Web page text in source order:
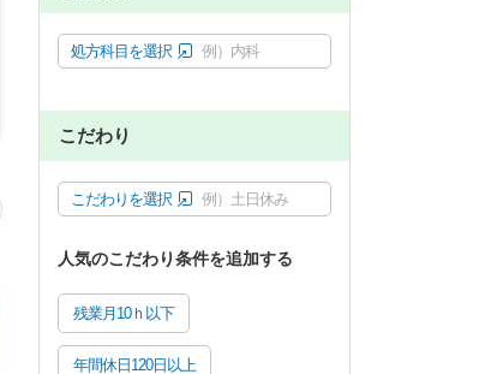
処方科目を選択 例）内科
こだわり
こだわりを選択 例）土日休み
人気のこだわり条件を追加する
残業月10ｈ以下
年間休日120日以上